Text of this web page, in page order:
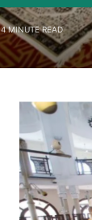
4 MINUTE READ